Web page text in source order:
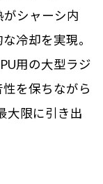
シャーシ内
冷却を実現。
用の大型ラジ
を保ちながら
大限に引き出